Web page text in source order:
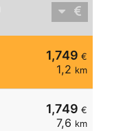
1,749 €
1,2 km
1,749 €
7,6 km